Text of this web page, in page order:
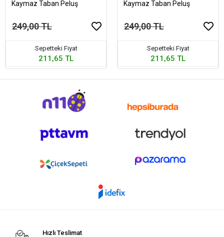
Kaymaz Taban Peluş
249,00 TL
Sepetteki Fiyat
211,65 TL
Kaymaz Taban Peluş
249,00 TL
Sepetteki Fiyat
211,65 TL
Hızlı Teslimat